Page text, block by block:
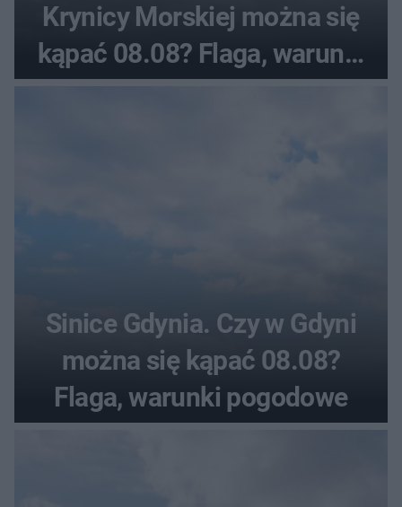
Krynicy Morskiej można się
kąpać 08.08? Flaga, warunki
Sinice Gdynia. Czy w Gdyni
można się kąpać 08.08?
Flaga, warunki pogodowe